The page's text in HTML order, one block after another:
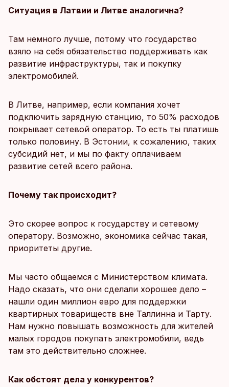
Ситуация в Латвии и Литве аналогична?
Там немного лучше, потому что государство
взяло на себя обязательство поддерживать как
развитие инфраструктуры, так и покупку
электромобилей.
В Литве, например, если компания хочет
подключить зарядную станцию, то 50% расходов
покрывает сетевой оператор. То есть ты платишь
только половину. В Эстонии, к сожалению, таких
субсидий нет, и мы по факту оплачиваем
развитие сетей всего района.
Почему так происходит?
Это скорее вопрос к государству и сетевому
оператору. Возможно, экономика сейчас такая,
приоритеты другие.
Мы часто общаемся с Министерством климата.
Надо сказать, что они сделали хорошее дело –
нашли один миллион евро для поддержки
квартирных товариществ вне Таллинна и Тарту.
Нам нужно повышать возможность для жителей
малых городов покупать электромобили, ведь
там это действительно сложнее.
Как обстоят дела у конкурентов?